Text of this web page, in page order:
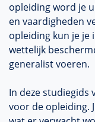
opleiding word je
en vaardigheden
opleiding kun je je
wettelijk
generalist voeren.
In deze studiegids
voor de opleiding.